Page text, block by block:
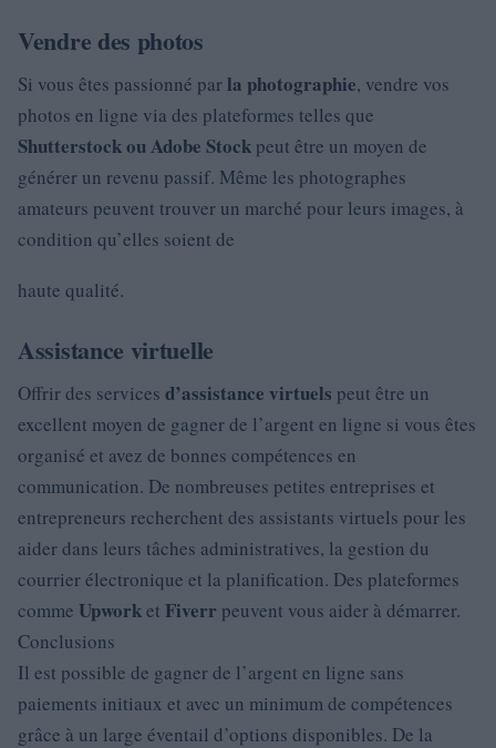
Vendre des photos
Si vous êtes passionné parla photographie, vendre vos
photos en ligne via des plateformes telles que
Shutterstock ouAdobe Stock peut être un moyen de
générer un revenu passif. Même les photographes
amateurs peuvent trouver un marché pour leurs images, à
condition qu’elles soient de
haute qualité.
Assistance virtuelle
Offrir des services d’assistance virtuels peut être un
excellent moyen de gagner de l’argent en ligne si vous êtes
organisé et avez de bonnes compétences en
communication. De nombreuses petites entreprises et
entrepreneurs recherchent des assistants virtuels pour les
aider dans leurs tâches administratives, la gestion du
courrier électronique et la planification. Des plateformes
comme Upworket Fiverr peuvent vous aider à démarrer.
Conclusions
Il est possible de gagner de l’argent en ligne sans
paiements initiaux et avec un minimum de compétences
grâce à un large éventail d’options disponibles. De la